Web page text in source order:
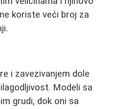
koriste veći broj za
i zavezivanjem dole
Modeli sa
grudi, dok oni sa